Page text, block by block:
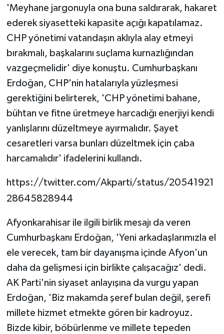
'Meyhane jargonuyla ona buna saldırarak, hakaret
ederek siyasetteki kapasite açığı kapatılamaz.
CHP yönetimi vatandaşın aklıyla alay etmeyi
bırakmalı, başkalarını suçlama kurnazlığından
vazgeçmelidir' diye konuştu. Cumhurbaşkanı
Erdoğan, CHP'nin hatalarıyla yüzleşmesi
gerektiğini belirterek, 'CHP yönetimi bahane,
bühtan ve fitne üretmeye harcadığı enerjiyi kendi
yanlışlarını düzeltmeye ayırmalıdır. Şayet
cesaretleri varsa bunları düzeltmek için çaba
harcamalıdır' ifadelerini kullandı.
https://twitter.com/Akparti/status/20541921
28645828944
Afyonkarahisar ile ilgili birlik mesajı da veren
Cumhurbaşkanı Erdoğan, 'Yeni arkadaşlarımızla el
ele verecek, tam bir dayanışma içinde Afyon'un
daha da gelişmesi için birlikte çalışacağız' dedi.
AK Parti'nin siyaset anlayışına da vurgu yapan
Erdoğan, 'Biz makamda şeref bulan değil, şerefi
millete hizmet etmekte gören bir kadroyuz.
Bizde kibir, böbürlenme ve millete tepeden